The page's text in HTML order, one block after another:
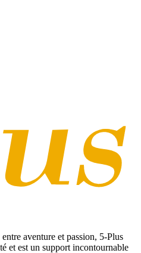
aventure et passion, 5-Plus
et est un support incontournable